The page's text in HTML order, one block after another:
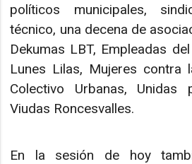
políticos municipales,
técnico, una decena de
Dekumas LBT, Empleadas
Lunes Lilas, Mujeres contra
Colectivo Urbanas,
Viudas Roncesvalles.
En la sesión de hoy